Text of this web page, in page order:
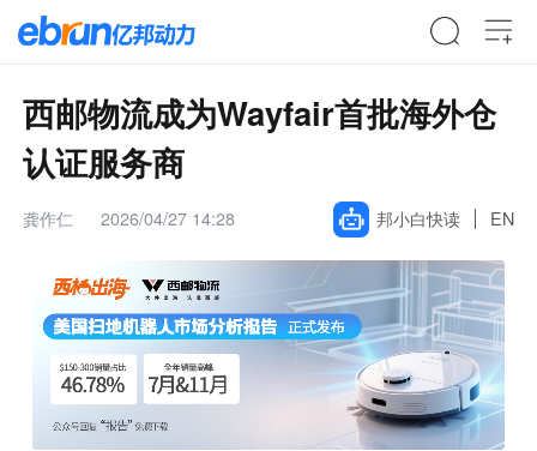
西邮物流成为Wayfair首批海外仓
认证服务商
龚作仁 2026/04/27 14:28 邦小白快读 EN